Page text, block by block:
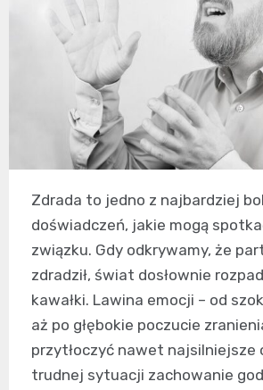
Zdrada to jedno z najbardziej
doświadczeń, jakie mogą
związku. Gdy odkrywamy, że
zdradził, świat dosłownie
kawałki. Lawina emocji – od
aż po głębokie poczucie
przytłoczyć nawet najsilniejsze
trudnej sytuacji zachowanie